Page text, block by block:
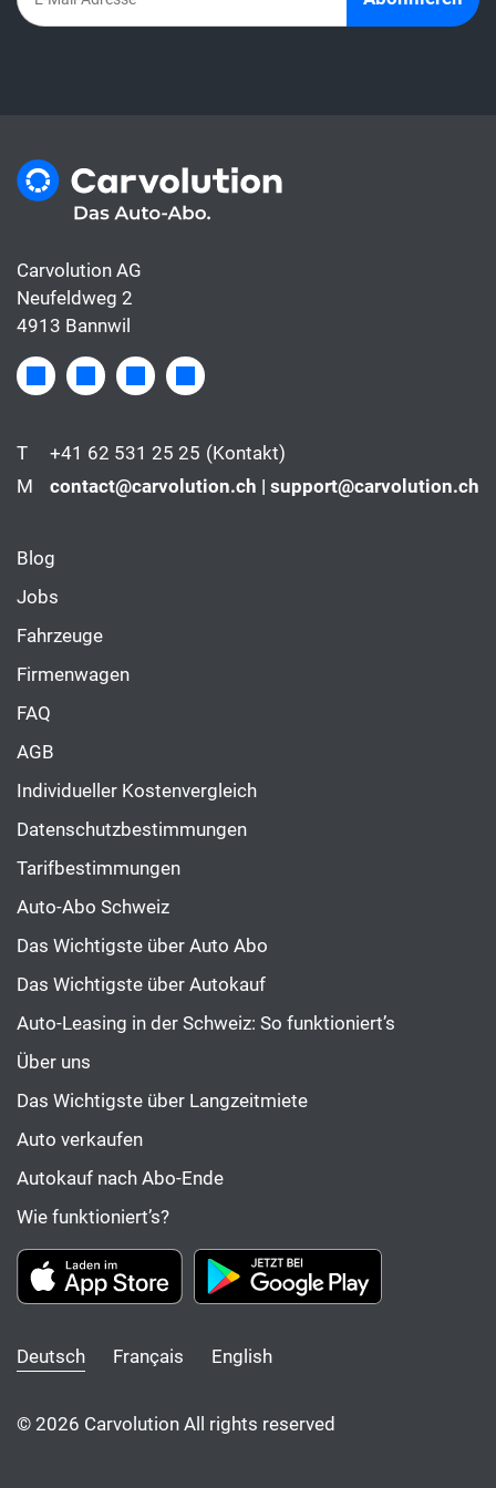
Carvolution AG
Neufeldweg 2
4913 Bannwil
T +41 62 531 25 25 (Kontakt)
M
contact@carvolution.ch | support@carvolution.ch
Blog
Jobs
Fahrzeuge
Firmenwagen
FAQ
AGB
Individueller Kostenvergleich
Datenschutzbestimmungen
Tarifbestimmungen
Auto-Abo Schweiz
Das Wichtigste über Auto Abo
Das Wichtigste über Autokauf
Auto-Leasing in der Schweiz: So funktioniert’s
Über uns
Das Wichtigste über Langzeitmiete
Auto verkaufen
Autokauf nach Abo-Ende
Wie funktioniert’s?
Deutsch Français English
© 2026 Carvolution All rights reserved